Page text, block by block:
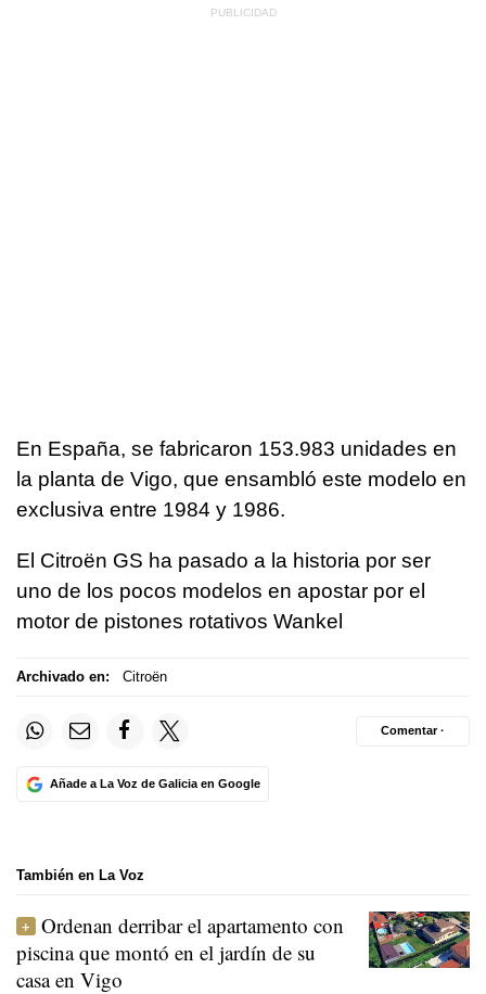
En España, se fabricaron 153.983 unidades en
la planta de Vigo, que ensambló este modelo en
exclusiva entre 1984 y 1986.
El Citroën GS ha pasado a la historia por ser
uno de los pocos modelos en apostar por el
motor de pistones rotativos Wankel
Archivado en: Citroën
Añade a La Voz de Galicia en Google
Comentar ·
También en La Voz
Ordenan derribar el apartamento con
piscina que montó en el jardín de su
casa en Vigo